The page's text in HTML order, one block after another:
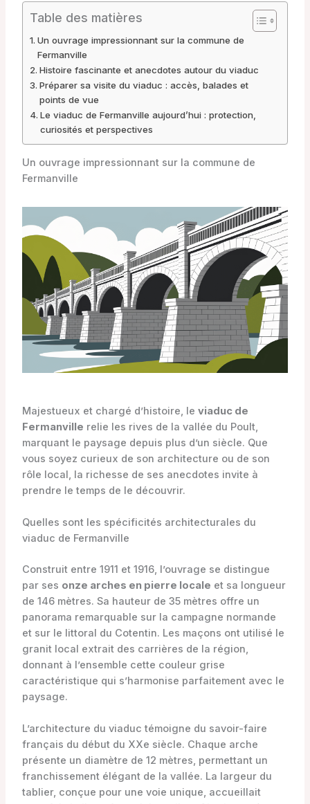
Table des matières
Un ouvrage impressionnant sur la commune de
Fermanville
Histoire fascinante et anecdotes autour du viaduc
Préparer sa visite du viaduc : accès, balades et
points de vue
Le viaduc de Fermanville aujourd’hui : protection,
curiosités et perspectives
Un ouvrage impressionnant sur la commune de
Fermanville
Majestueux et chargé d’histoire, le viaduc de
Fermanville relie les rives de la vallée du Poult,
marquant le paysage depuis plus d’un siècle. Que
vous soyez curieux de son architecture ou de son
rôle local, la richesse de ses anecdotes invite à
prendre le temps de le découvrir.
Quelles sont les spécificités architecturales du
viaduc de Fermanville
Construit entre 1911 et 1916, l’ouvrage se distingue
par ses onze arches en pierre locale et sa longueur
de 146 mètres. Sa hauteur de 35 mètres offre un
panorama remarquable sur la campagne normande
et sur le littoral du Cotentin. Les maçons ont utilisé le
granit local extrait des carrières de la région,
donnant à l’ensemble cette couleur grise
caractéristique qui s’harmonise parfaitement avec le
paysage.
L’architecture du viaduc témoigne du savoir-faire
français du début du XXe siècle. Chaque arche
présente un diamètre de 12 mètres, permettant un
franchissement élégant de la vallée. La largeur du
tablier, conçue pour une voie unique, accueillait